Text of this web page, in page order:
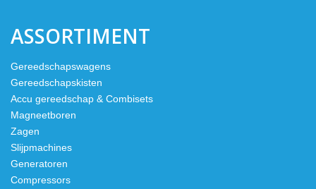
ASSORTIMENT
Gereedschapswagens
Gereedschapskisten
Accu gereedschap & Combisets
Magneetboren
Zagen
Slijpmachines
Generatoren
Compressors